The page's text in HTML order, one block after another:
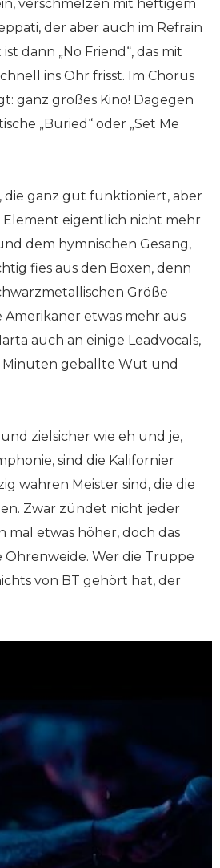
verschmelzen mit heftigem
der aber auch im Refrain
dann „No Friend“, das mit
ins Ohr frisst. Im Chorus
ganz großes Kino! Dagegen
„Buried“ oder „Set Me
die ganz gut funktioniert, aber
Element eigentlich nicht mehr
dem hymnischen Gesang,
fies aus den Boxen, denn
Größe
Amerikaner etwas mehr aus
auch an einige Leadvocals,
Minuten geballte Wut und
zielsicher wie eh und je,
sind die Kalifornier
wahren Meister sind, die die
Zwar zündet nicht jeder
mal etwas höher, doch das
Ohrenweide. Wer die Truppe
von BT gehört hat, der